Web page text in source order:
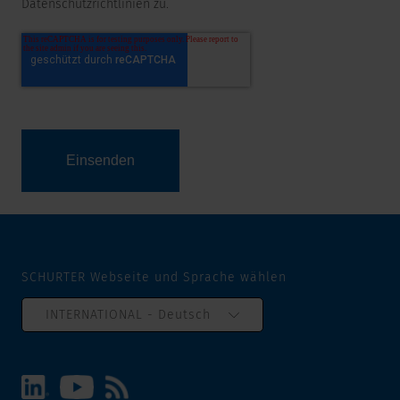
Datenschutzrichtlinien zu.
SCHURTER Webseite und Sprache wählen
INTERNATIONAL - Deutsch